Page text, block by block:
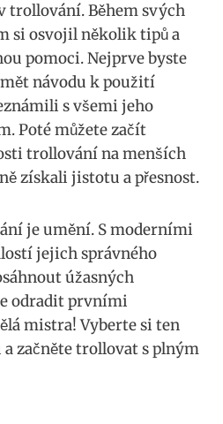
trollování. Během svých
si osvojil několik tipů a
pomoci. ‌Nejprve byste
návodu k použití
s všemi ‌jeho
Poté můžete začít
trollování na menších
získali jistotu a přesnost.
je umění. S moderními
‌jejich správného
úžasných
odradit‍ prvními
mistra! ⁢Vyberte‌ si ten
začněte trollovat ⁢s plným